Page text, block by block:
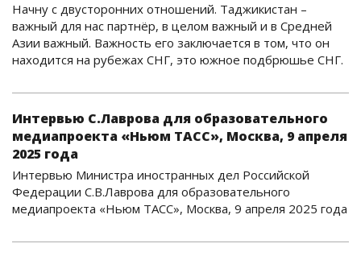
Начну с двусторонних отношений. Таджикистан –
важный для нас партнёр, в целом важный и в Средней
Азии важный. Важность его заключается в том, что он
находится на рубежах СНГ, это южное подбрюшье СНГ.
Интервью С.Лаврова для образовательного
медиапроекта «Ньюм ТАСС», Москва, 9 апреля
2025 года
Интервью Министра иностранных дел Российской
Федерации С.В.Лаврова для образовательного
медиапроекта «Ньюм ТАСС», Москва, 9 апреля 2025 года